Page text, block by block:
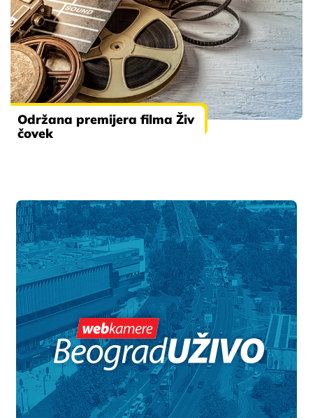
Održana premijera filma Živ
čovek